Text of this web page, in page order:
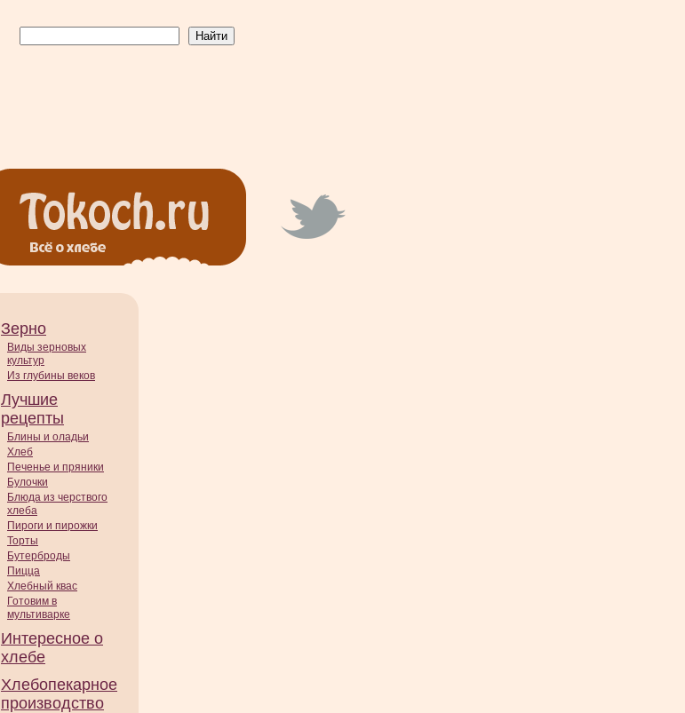
Зерно
Виды зерновых
культур
Из глубины веков
Лучшие
рецепты
Блины и оладьи
Хлеб
Печенье и пряники
Булочки
Блюда из черствого
хлеба
Пироги и пирожки
Торты
Бутерброды
Пицца
Хлебный квас
Готовим в
мультиварке
Интересное о
хлебе
Хлебопекарное
производство